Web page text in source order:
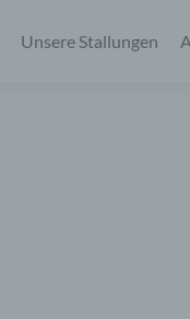
Unsere Stallungen